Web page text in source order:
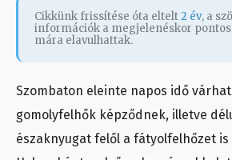
Cikkünk frissítése óta eltelt2 év, a
információk a megjelenéskor
mára elavulhattak.
Szombaton eleinte napos idő
gomolyfelhők képződnek, illetve
északnyugat felől a fátyolfelhőzet is